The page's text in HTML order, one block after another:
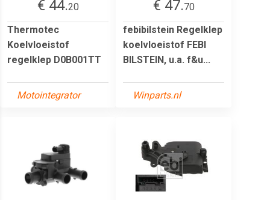
€ 44.20
Thermotec
Koelvloeistof
regelklep D0B001TT
Motointegrator
€ 47.70
febibilstein Regelklep
koelvloeistof FEBI
BILSTEIN, u.a. f&u...
Winparts.nl